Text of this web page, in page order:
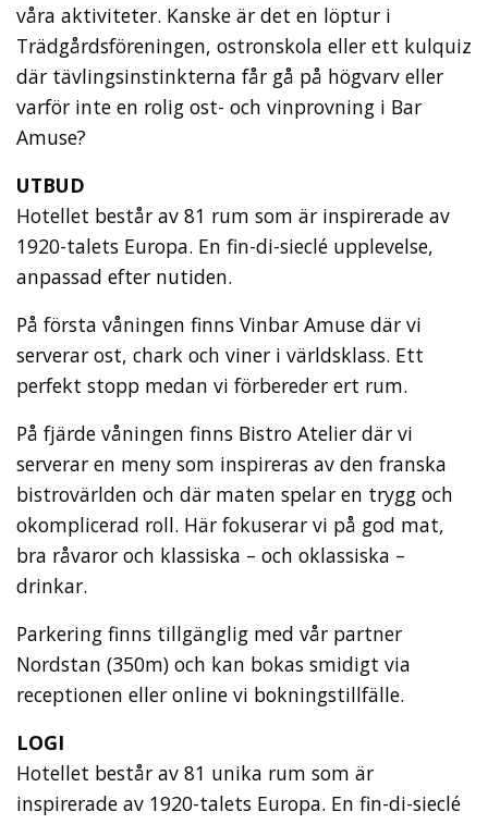
våra aktiviteter. Kanske är det en löptur i
Trädgårdsföreningen, ostronskola eller ett kulquiz
där tävlingsinstinkterna får gå på högvarv eller
varför inte en rolig ost- och vinprovning i Bar
Amuse?
UTBUD
Hotellet består av 81 rum som är inspirerade av
1920-talets Europa. En fin-di-sieclé upplevelse,
anpassad efter nutiden.
På första våningen finns Vinbar Amuse där vi
serverar ost, chark och viner i världsklass. Ett
perfekt stopp medan vi förbereder ert rum.
På fjärde våningen finns Bistro Atelier där vi
serverar en meny som inspireras av den franska
bistrovärlden och där maten spelar en trygg och
okomplicerad roll. Här fokuserar vi på god mat,
bra råvaror och klassiska – och oklassiska –
drinkar.
Parkering finns tillgänglig med vår partner
Nordstan (350m) och kan bokas smidigt via
receptionen eller online vi bokningstillfälle.
LOGI
Hotellet består av 81 unika rum som är
inspirerade av 1920-talets Europa. En fin-di-sieclé